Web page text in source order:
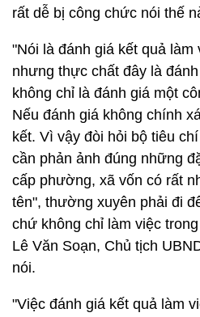
rất dễ bị công chức nói thế
"Nói là đánh giá kết quả
nhưng thực chất đây là
không chỉ là đánh giá một
Nếu đánh giá không chính
kết. Vì vậy đòi hỏi bộ tiêu
cần phản ảnh đúng những
cấp phường, xã vốn có rất
tên", thường xuyên phải đi
chứ không chỉ làm việc
Lê Văn Soạn, Chủ tịch
nói.
"Việc đánh giá kết quả làm